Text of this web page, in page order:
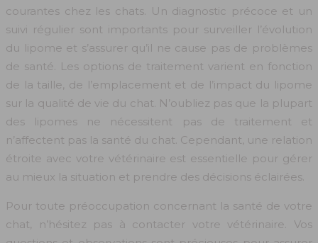
courantes chez les chats. Un diagnostic précoce et un
suivi régulier sont importants pour surveiller l’évolution
du lipome et s’assurer qu’il ne cause pas de problèmes
de santé. Les options de traitement varient en fonction
de la taille, de l’emplacement et de l’impact du lipome
sur la qualité de vie du chat. N’oubliez pas que la plupart
des lipomes ne nécessitent pas de traitement et
n’affectent pas la santé du chat. Cependant, une relation
étroite avec votre vétérinaire est essentielle pour gérer
au mieux la situation et prendre des décisions éclairées.
Pour toute préoccupation concernant la santé de votre
chat, n’hésitez pas à contacter votre vétérinaire. Vos